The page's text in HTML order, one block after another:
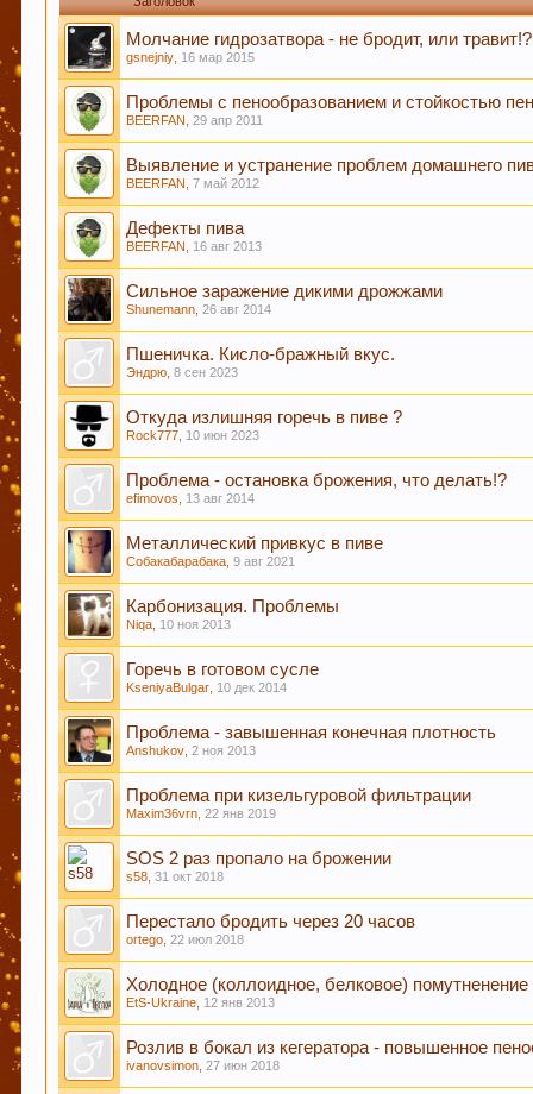
Пиво богато антиоксидантами, которые
Пиво содержит витамин В, который помогает
сосудистой и иммунной системы.
Кофе оказывает воздействие на
Пиво может оказать положительное действие
В случае, если Вы не знаете в какую тему
подходящие разделы, в которых Вы сможете
Уважаемые пивовары, при прочтении
как четкую инструкцию, т.к. описывается чей-
другом. Так что принимайте это просто, как
Уважаемы пивовары и модераторы форума! При
новичкам форума быстро находить нужную
прописать в существующих темах ключевые
Уважаемый пользователь Гость, просьба быть
не соответствующие по смыслу той теме в которой были
где стоило"). Форум растет - содержать его "в чистоте"
момент можно уточнить в чате Надеемся на понимание, с
УБЕДИТЕЛЬНАЯ ПРОСЬБА!!! Покинуть личные
Этот сайт использует файлы cookie.
больше.
Молчание гидрозатвора - не бродит, или травит!?
gsnejniy 16 мар 2015
Проблемы с пенообразованием и стойкостью
BEERFAN ,29 апр 2011
Выявление и устранение проблем домашнего
BEERFAN ,7 май 2012
Дефекты пива
BEERFAN 16 авг 2013
Сильное заражение дикими дрожжами
Shunemann ,26 авг 2014
Пшеничка. Кисло-бражный вкус.
Эндрю ,8 сен 2023
Откуда излишняя горечь в пиве ?
Rock777 10 июн 2023
Проблема - остановка брожения, что делать!?
efimovos 13 авг 2014
Металлический привкус в пиве
Собакабарабака ,9 авг 2021
Карбонизация. Проблемы
Niqa 10 ноя 2013
Горечь в готовом сусле
KseniyaBulgar 10 дек 2014
Проблема - завышенная конечная плотность
Anshukov ,2 ноя 2013
Проблема при кизельгуровой фильтрации
Maxim36vrn ,22 янв 2019
SOS 2 раз пропало на брожении
s58 ,31 окт 2018
Перестало бродить через 20 часов
ortego ,22 июл 2018
Холодное (коллоидное, белковое) помутненение
EtS-Ukraine 12 янв 2013
Розлив в бокал из кегератора - повышенное
ivanovsimon ,27 июн 2018